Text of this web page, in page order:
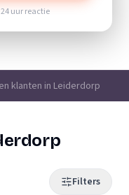
uur reactie
klanten in Leiderdorp
Filters